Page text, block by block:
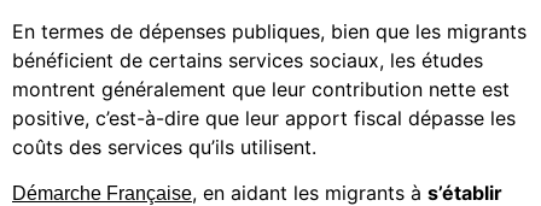
En termes de dépenses publiques, bien que les migrants
bénéficient de certains services sociaux, les études
montrent généralement que leur contribution nette est
positive, c’est-à-dire que leur apport fiscal dépasse les
coûts des services qu’ils utilisent.
Démarche Française, en aidant les migrants à s’établir